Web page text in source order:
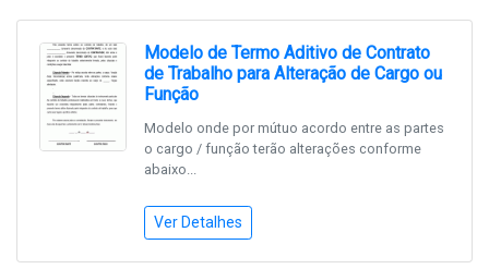
Modelo de Termo Aditivo de Contrato
de Trabalho para Alteração de Cargo ou
Função
Modelo onde por mútuo acordo entre as partes
o cargo / função terão alterações conforme
abaixo...
Ver Detalhes